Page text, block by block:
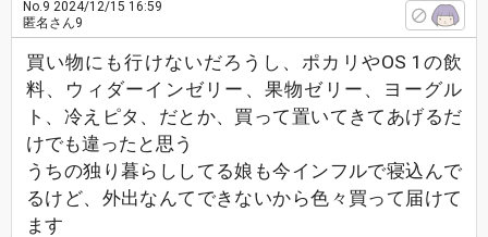
No.9 2024/12/15 16:59
匿名さん9
買い物にも行けないだろうし、ポカリやOS 1の飲
料、ウィダーインゼリー、果物ゼリー、ヨーグル
ト、冷えピタ、だとか、買って置いてきてあげるだ
けでも違ったと思う
うちの独り暮らししてる娘も今インフルで寝込んで
るけど、外出なんてできないから色々買って届けて
ます